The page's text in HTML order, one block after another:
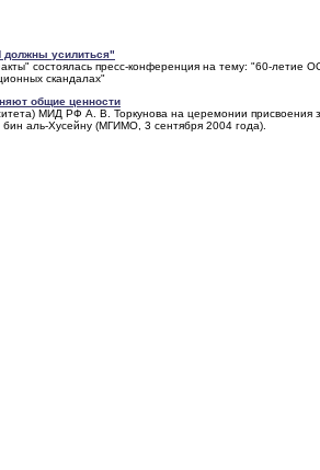
усилиться"
состоялась пресс-конференция на тему: "60-
скандалах"
общие ценности
МИД РФ А. В. Торкунова на церемонии
аль-Хусейну (МГИМО, 3 сентября 2004 года).